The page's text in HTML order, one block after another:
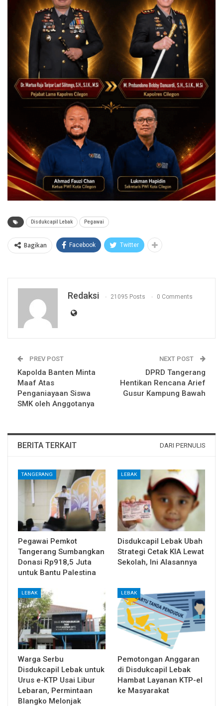
Disdukcapil Lebak Pegawai
Bagikan Facebook Twitter
Redaksi 21095 Posts 0 Comments
PREV POST
Kapolda Banten Minta
Maaf Atas
Penganiayaan Siswa
SMK oleh Anggotanya
NEXT POST
DPRD Tangerang
Hentikan Rencana Arief
Gusur Kampung Bawah
BERITA TERKAIT DARI PERNULIS
TANGERANG
Pegawai Pemkot
Tangerang Sumbangkan
Donasi Rp918,5 Juta
untuk Bantu Palestina
LEBAK
Disdukcapil Lebak Ubah
Strategi Cetak KIA Lewat
Sekolah, Ini Alasannya
LEBAK
Warga Serbu
Disdukcapil Lebak untuk
Urus e-KTP Usai Libur
Lebaran, Permintaan
Blangko Melonjak
LEBAK
Pemotongan Anggaran
di Disdukcapil Lebak
Hambat Layanan KTP-el
ke Masyarakat